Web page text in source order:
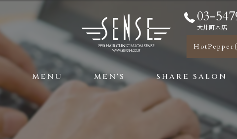
03-
大井町本店
MENU MEN'S SHARE SALON